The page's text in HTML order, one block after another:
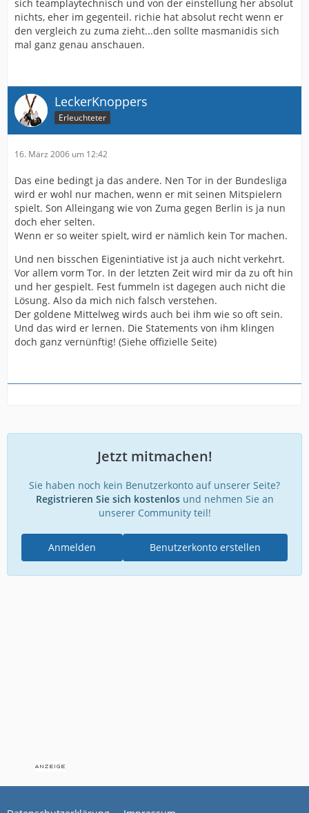
sich teamplaytechnisch und von der einstellung her absolut
nichts, eher im gegenteil. richie hat absolut recht wenn er
den vergleich zu zuma zieht...den sollte masmanidis sich
mal ganz genau anschauen.
LeckerKnoppers
Erleuchteter
16. März 2006 um 12:42
Das eine bedingt ja das andere. Nen Tor in der Bundesliga
wird er wohl nur machen, wenn er mit seinen Mitspielern
spielt. Son Alleingang wie von Zuma gegen Berlin is ja nun
doch eher selten.
Wenn er so weiter spielt, wird er nämlich kein Tor machen.
Und nen bisschen Eigenintiative ist ja auch nicht verkehrt.
Vor allem vorm Tor. In der letzten Zeit wird mir da zu oft hin
und her gespielt. Fest fummeln ist dagegen auch nicht die
Lösung. Also da mich nich falsch verstehen.
Der goldene Mittelweg wirds auch bei ihm wie so oft sein.
Und das wird er lernen. Die Statements von ihm klingen
doch ganz vernünftig! (Siehe offizielle Seite)
Jetzt mitmachen!
Sie haben noch kein Benutzerkonto auf unserer Seite?
Registrieren Sie sich kostenlosund nehmen Sie an
unserer Community teil!
Benutzerkonto erstellen
Anmelden